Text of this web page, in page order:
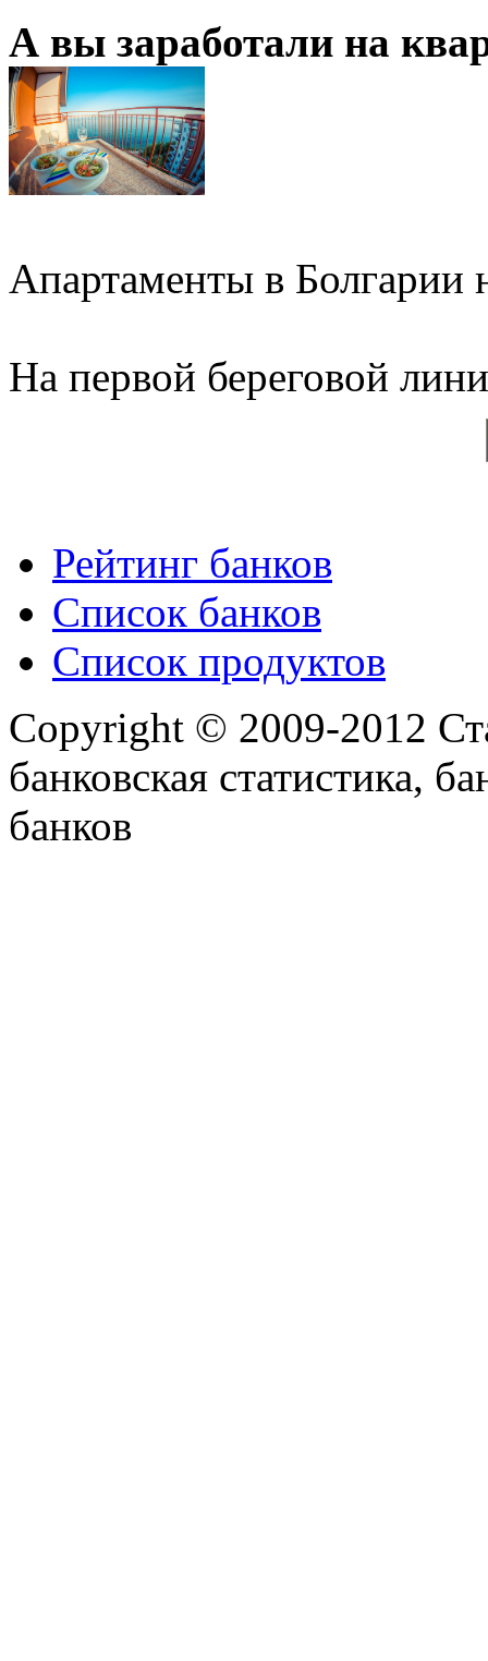
А вы заработали на
Апартаменты в Болгарии
На первой береговой
Рейтинг банков
Список банков
Список продуктов
Copyright © 2009-2012
банковская статистика,
банков